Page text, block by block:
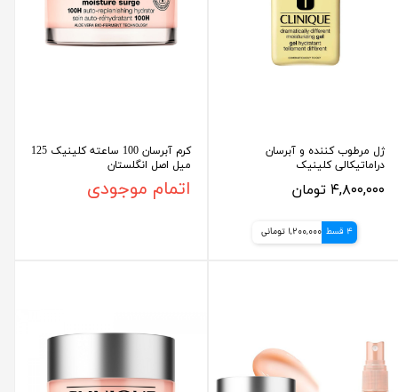
ژل مرطوب کننده و آبرسان
دراماتیکالی کلینیک
۴,۸۰۰,۰۰۰ تومان
4 قسط 1,200,000 تومانی
کرم آبرسان 100 ساعته کلینیک 125
میل اصل انگلستان
اتمام موجودی